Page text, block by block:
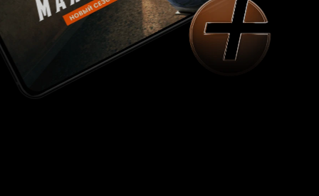
Никакой развязки и прояснения их жизни.
Маша - это отдельная история. Самый
травмированный и несчастный персонаж с
безуспешной личной жизнью. Наверняка из
зрителей ожидали, что у нее наконец-то
появится семья, хотя бы стабильные
отношения, она станет более серьезнее и